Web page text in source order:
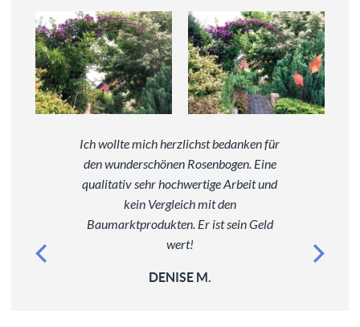
Ich wollte mich herzlichst bedanken für
den wunderschönen Rosenbogen. Eine
qualitativ sehr hochwertige Arbeit und
kein Vergleich mit den
Baumarktprodukten. Er ist sein Geld
wert!
DENISE M.